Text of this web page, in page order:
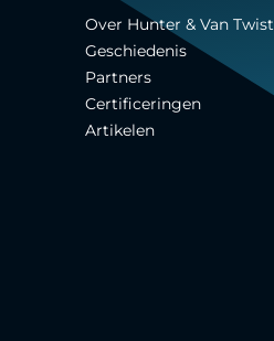
Over Hunter & Van Twist
Geschiedenis
Partners
Certificeringen
Artikelen